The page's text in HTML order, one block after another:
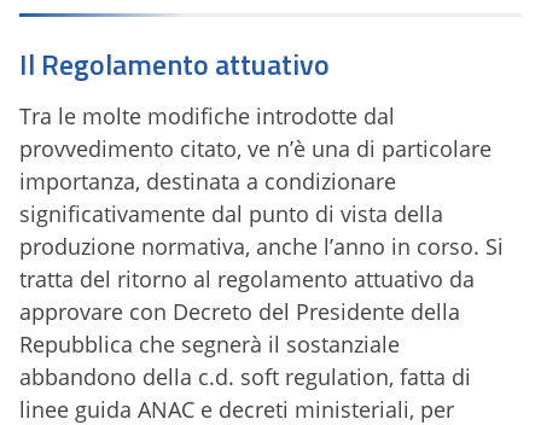
Il Regolamento attuativo
Tra le molte modifiche introdotte dal
provvedimento citato, ve n’è una di particolare
importanza, destinata a condizionare
significativamente dal punto di vista della
produzione normativa, anche l’anno in corso. Si
tratta del ritorno al regolamento attuativo da
approvare con Decreto del Presidente della
Repubblica che segnerà il sostanziale
abbandono della c.d. soft regulation, fatta di
linee guida ANAC e decreti ministeriali, per